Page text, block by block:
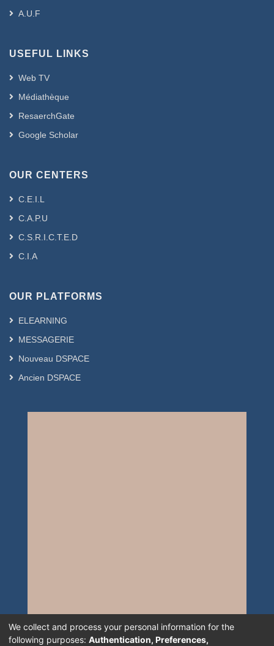
A.U.F
USEFUL LINKS
Web TV
Médiathèque
ResaerchGate
Google Scholar
OUR CENTERS
C.E.I.L
C.A.P.U
C.S.R.I.C.T.E.D
C.I.A
OUR PLATFORMS
ELEARNING
MESSAGERIE
Nouveau DSPACE
Ancien DSPACE
We collect and process your personal information for the
following purposes: Authentication, Preferences,